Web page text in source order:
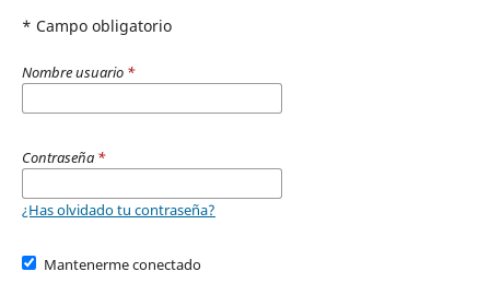
* Campo obligatorio
Nombre usuario *
Contraseña *
¿Has olvidado tu contraseña?
Mantenerme conectado